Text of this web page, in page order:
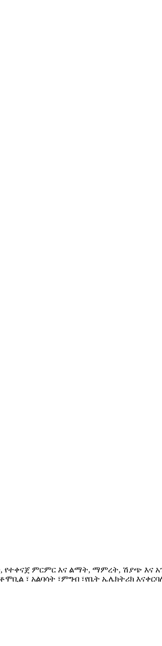
የተቀናጀ ምርምር እና ልማት, ማምረት, ሽያጭ
፣ አልባሳት ፣ምግብ ፣የቤት ኤሌክትሪክ